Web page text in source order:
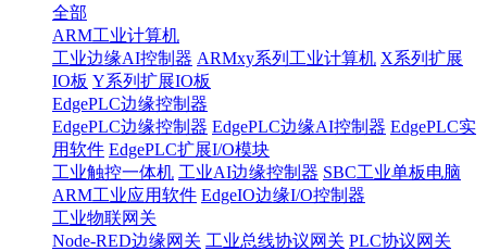
全部
ARM工业计算机
工业边缘AI控制器 ARMxy系列工业计算机 X系列扩展
IO板 Y系列扩展IO板
EdgePLC边缘控制器
EdgePLC边缘控制器 EdgePLC边缘AI控制器 EdgePLC实
用软件 EdgePLC扩展I/O模块
工业触控一体机 工业AI边缘控制器 SBC工业单板电脑
ARM工业应用软件 EdgeIO边缘I/O控制器
工业物联网关
Node-RED边缘网关 工业总线协议网关 PLC协议网关